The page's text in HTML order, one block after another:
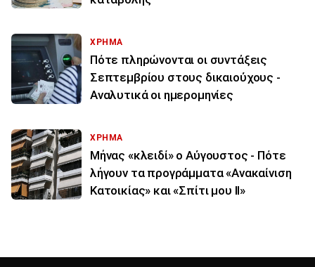
ΧΡΗΜΑ
Πότε πληρώνονται οι συντάξεις
Σεπτεμβρίου στους δικαιούχους -
Αναλυτικά οι ημερομηνίες
ΧΡΗΜΑ
Μήνας «κλειδί» ο Αύγουστος - Πότε
λήγουν τα προγράμματα «Ανακαίνιση
Κατοικίας» και «Σπίτι μου ΙΙ»